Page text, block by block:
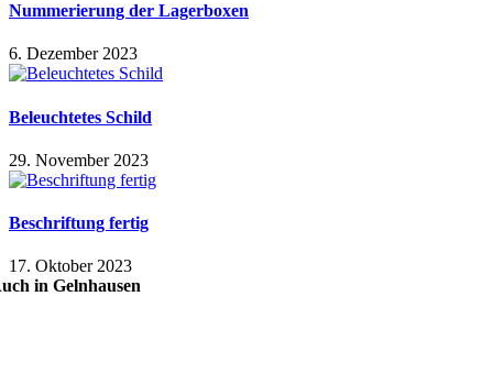
Nummerierung der Lagerboxen
6. Dezember 2023
Beleuchtetes Schild
29. November 2023
Beschriftung fertig
17. Oktober 2023
in Gelnhausen